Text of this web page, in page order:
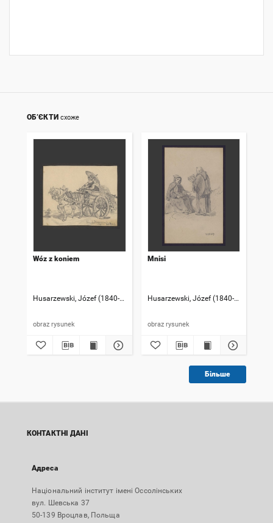
ОБ’ЄКТИ схоже
Wóz z koniem
Husarzewski, Józef (1840-1892)
obraz rysunek
Mnisi
Husarzewski, Józef (1840-1892)
obraz rysunek
Більше
КОНТАКТНІ ДАНІ
Адреса
Національний інститут імені Оссолінських
вул. Шевська 37
50-139 Вроцлав, Польща